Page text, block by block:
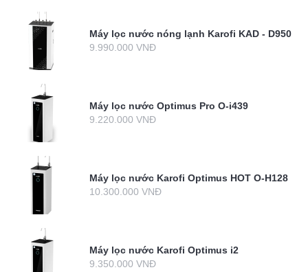
Máy lọc nước nóng lạnh Karofi KAD - D950
9.990.000 VNĐ
Máy lọc nước Optimus Pro O-i439
9.220.000 VNĐ
Máy lọc nước Karofi Optimus HOT O-H128
10.300.000 VNĐ
Máy lọc nước Karofi Optimus i2
9.350.000 VNĐ